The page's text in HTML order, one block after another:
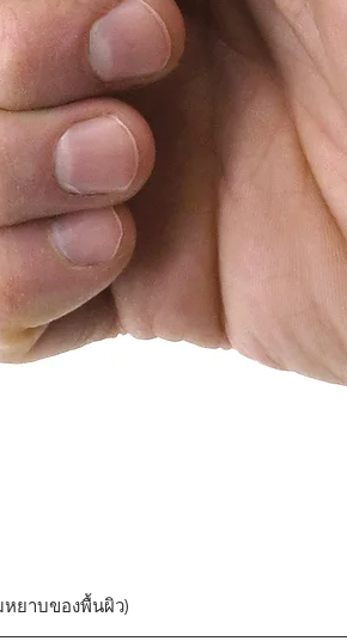
หยาบของพื้นผิว)